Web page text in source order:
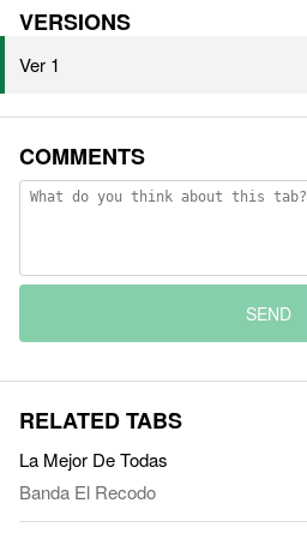
VERSIONS
Ver 1
COMMENTS
SEND
RELATED TABS
La Mejor De Todas
Banda El Recodo